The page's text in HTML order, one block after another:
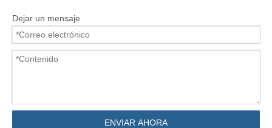
Dejar un mensaje
ENVIAR AHORA